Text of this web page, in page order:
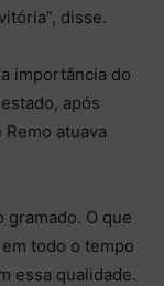
disse.
importância do
após
atuava
gramado. O que
todo o tempo
essa qualidade.